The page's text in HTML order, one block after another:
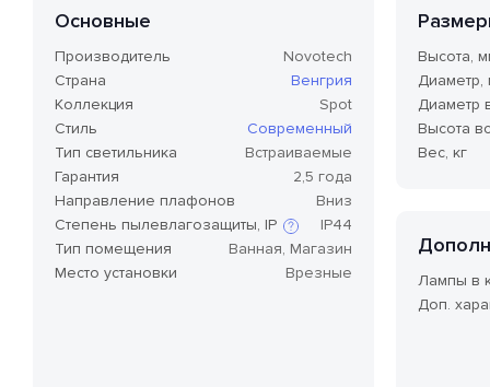
Основные
Производитель
Novotech
Страна
Венгрия
Коллекция
Spot
Стиль
Современный
Тип светильника
Встраиваемые
Гарантия
2,5 года
Направление плафонов
Вниз
Степень пылевлагозащиты, IP
IP44
Тип помещения
Ванная, Магазин
Место установки
Врезные
Высота,
Диаметр,
Диаметр
Высота
Вес, кг
Лампы в
Доп.